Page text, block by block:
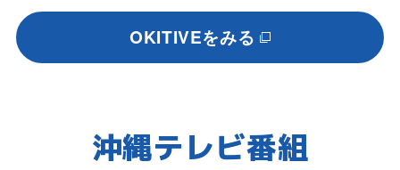
OKITIVEをみる
沖縄テレビ番組